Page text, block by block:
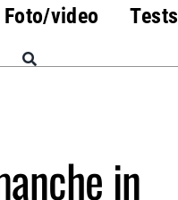
Foto/video Tests
in